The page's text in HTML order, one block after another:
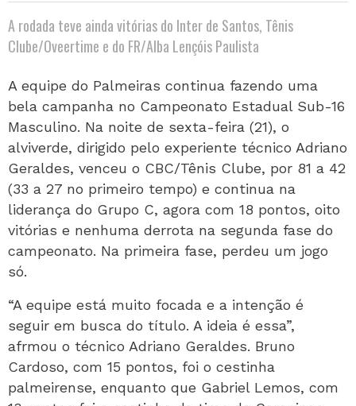
A rodada teve ainda vitórias do Inter de Santos, Tênis
Clube/Oveertime e do FR/Alba Lençóis Paulista
A equipe do Palmeiras continua fazendo uma
bela campanha no Campeonato Estadual Sub-16
Masculino. Na noite de sexta-feira (21), o
alviverde, dirigido pelo experiente técnico Adriano
Geraldes, venceu o CBC/Tênis Clube, por 81 a 42
(33 a 27 no primeiro tempo) e continua na
liderança do Grupo C, agora com 18 pontos, oito
vitórias e nenhuma derrota na segunda fase do
campeonato. Na primeira fase, perdeu um jogo
só.
“A equipe está muito focada e a intenção é
seguir em busca do título. A ideia é essa”,
afrmou o técnico Adriano Geraldes. Bruno
Cardoso, com 15 pontos, foi o cestinha
palmeirense, enquanto que Gabriel Lemos, com